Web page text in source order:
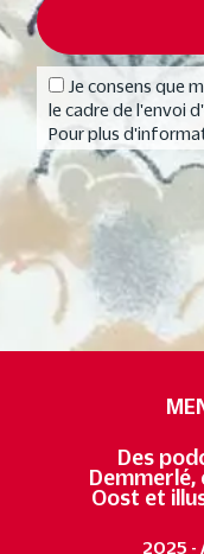
Je consens que
le cadre de l'envoi
Pour plus
Des
Demmerlé,
Oost et
2025 -